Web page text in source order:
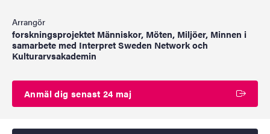
Arrangör
forskningsprojektet Människor, Möten, Miljöer, Minnen i
samarbete med Interpret Sweden Network och
Kulturarvsakademin
Anmäl dig senast 24 maj